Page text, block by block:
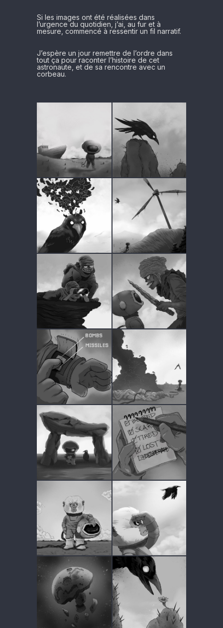
Si les images ont été réalisées dans
l’urgence du quotidien, j’ai, au fur et à
mesure, commencé à ressentir un fil narratif.
J’espère un jour remettre de l’ordre dans
tout ça pour raconter l’histoire de cet
astronaute, et de sa rencontre avec un
corbeau.